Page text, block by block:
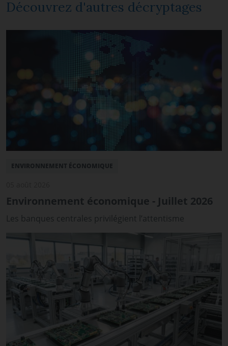
Découvrez d'autres décryptages
ENVIRONNEMENT ÉCONOMIQUE
Environnement économique - Juillet 2026
Les banques centrales privilégient l’attentisme